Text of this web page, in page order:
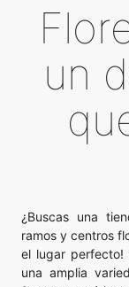
un
¿Buscas una
ramos y centros
el lugar perfecto!
una amplia